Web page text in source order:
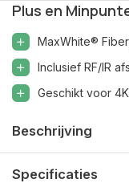
Plus en
MaxWhite®
Inclusief RF/IR
Geschikt voor
Beschrijving
Specificaties